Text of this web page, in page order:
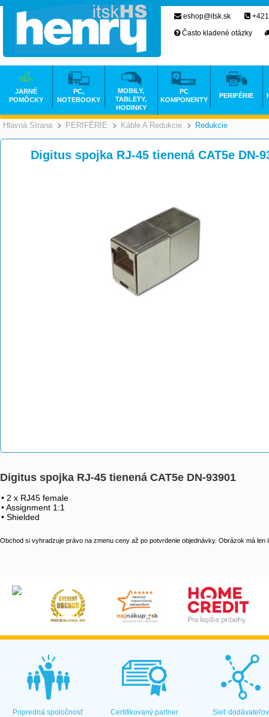
Hlavná Strana >
PERIFÉRIE >
Káble A Redukcie >
Redukcie
Digitus spojka RJ-45 tienená CAT5e DN-
Digitus spojka RJ-45 tienená CAT5e DN-93901
• 2 x RJ45 female
• Assignment 1:1
• Shielded
Obchod si vyhradzuje právo na zmenu ceny až po potvrdenie objednávky. Obrázok má len
eshop@itsk.sk
Často kladené otázky
JARNÉ
POMÔCKY
PC,
NOTEBOOKY
MOBILY,
TABLETY,
HODINKY
PC
KOMPONENTY
PERIFÉRIE
Popredná spoločnosť Certifikovaný partner Sieť dodávateľov